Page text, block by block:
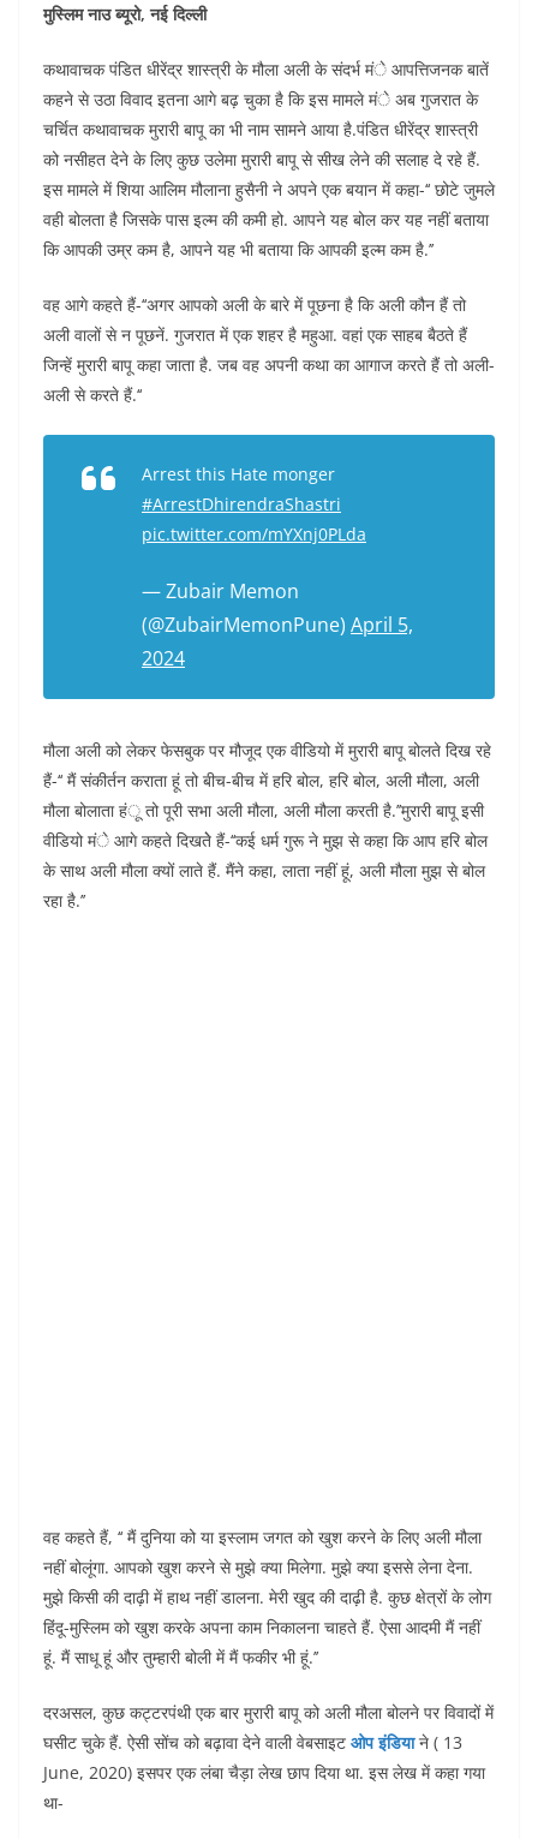
मुस्लिम नाउ ब्यूरो, नई दिल्ली
कथावाचक पंडित धीरेंद्र शास्त्री के मौला अली के संदर्भ मंे आपत्तिजनक बातें
कहने से उठा विवाद इतना आगे बढ़ चुका है कि इस मामले मंे अब गुजरात के
चर्चित कथावाचक मुरारी बापू का भी नाम सामने आया है.पंडित धीरेंद्र शास्त्री
को नसीहत देने के लिए कुछ उलेमा मुरारी बापू से सीख लेने की सलाह दे रहे हैं.
इस मामले में शिया आलिम मौलाना हुसैनी ने अपने एक बयान में कहा-‘‘ छोटे जुमले
वही बोलता है जिसके पास इल्म की कमी हो. आपने यह बोल कर यह नहीं बताया
कि आपकी उम्र कम है, आपने यह भी बताया कि आपकी इल्म कम है.’’
वह आगे कहते हैं-‘‘अगर आपको अली के बारे में पूछना है कि अली कौन हैं तो
अली वालों से न पूछनें. गुजरात में एक शहर है महुआ. वहां एक साहब बैठते हैं
जिन्हें मुरारी बापू कहा जाता है. जब वह अपनी कथा का आगाज करते हैं तो अली-
अली से करते हैं.‘‘
Arrest this Hate monger
#ArrestDhirendraShastri
pic.twitter.com/mYXnj0PLda
— Zubair Memon
(@ZubairMemonPune) April 5,
2024
मौला अली को लेकर फेसबुक पर मौजूद एक वीडियो में मुरारी बापू बोलते दिख रहे
हैं-‘‘ मैं संकीर्तन कराता हूं तो बीच-बीच में हरि बोल, हरि बोल, अली मौला, अली
मौला बोलाता हंू तो पूरी सभा अली मौला, अली मौला करती है.’’मुरारी बापू इसी
वीडियो मंे आगे कहते दिखतेे हैं-‘‘कई धर्म गुरू ने मुझ से कहा कि आप हरि बोल
के साथ अली मौला क्यों लाते हैं. मैंने कहा, लाता नहीं हूं, अली मौला मुझ से बोल
रहा है.’’
वह कहते हैं, ‘‘ मैं दुनिया को या इस्लाम जगत को खुश करने के लिए अली मौला
नहीं बोलूंगा. आपको खुश करने से मुझे क्या मिलेगा. मुझे क्या इससे लेना देना.
मुझे किसी की दाढ़ी में हाथ नहीं डालना. मेरी खुद की दाढ़ी है. कुछ क्षेत्रों के लोग
हिंदू-मुस्लिम को खुश करके अपना काम निकालना चाहते हैं. ऐसा आदमी मैं नहीं
हूं. मैं साधू हूं और तुम्हारी बोली में मैं फकीर भी हूं.’’
दरअसल, कुछ कट्टरपंथी एक बार मुरारी बापू को अली मौला बोलने पर विवादों में
घसीट चुके हैं. ऐसी सोंच को बढ़ावा देने वाली वेबसाइट ओप इंडियाने ( 13
June, 2020) इसपर एक लंबा चैड़ा लेख छाप दिया था. इस लेख में कहा गया
था-